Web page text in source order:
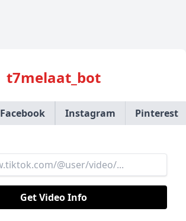
t7melaat_bot
Facebook Instagram Pinterest
Get Video Info